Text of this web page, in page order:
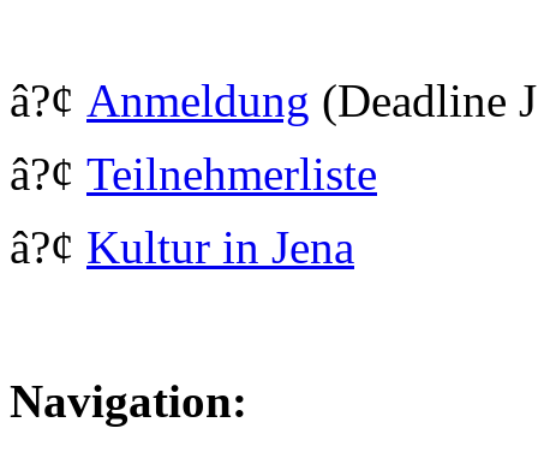
â?¢ Anmeldung (Deadline
â?¢ Teilnehmerliste
â?¢ Kultur in Jena
Navigation: